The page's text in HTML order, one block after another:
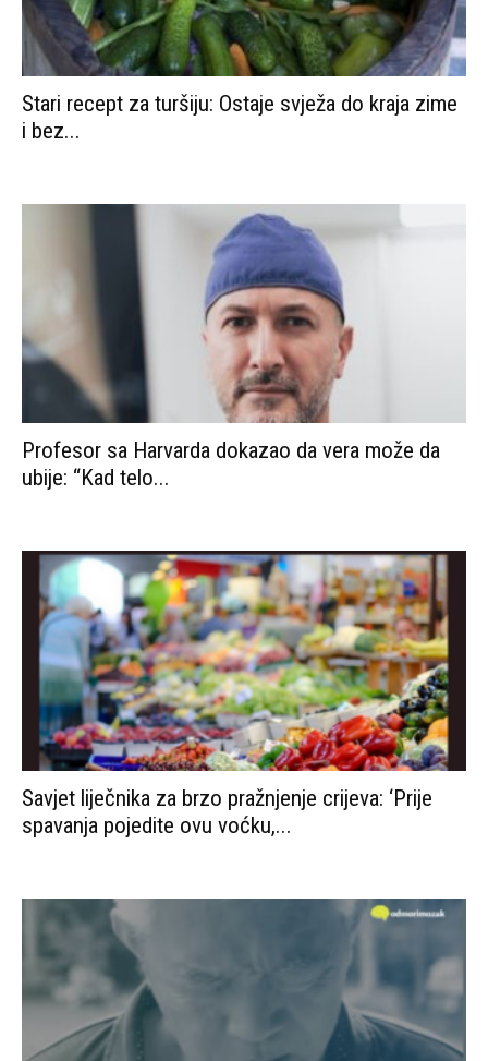
Stari recept za turšiju: Ostaje svježa do kraja zime
i bez...
Profesor sa Harvarda dokazao da vera može da
ubije: “Kad telo...
Savjet liječnika za brzo pražnjenje crijeva: ‘Prije
spavanja pojedite ovu voćku,...